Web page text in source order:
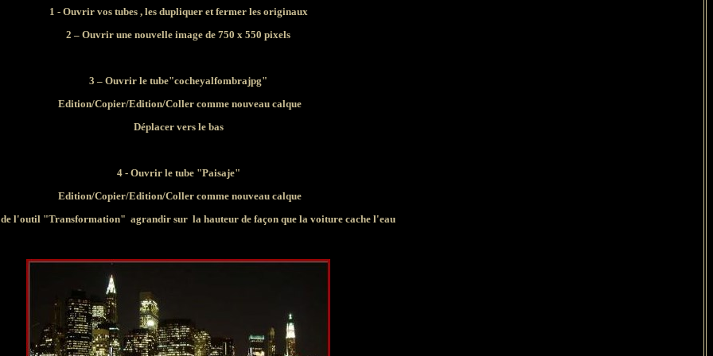
1 - Ouvrir vos tubes , les dupliquer et fermer les originaux
2 – Ouvrir une nouvelle image de 750 x 550 pixels
3 – Ouvrir le tube"cocheyalfombrajpg"
Edition/Copier/Edition/Coller comme nouveau calque
Déplacer vers le bas
4 - Ouvrir le tube "Paisaje"
Edition/Copier/Edition/Coller comme nouveau calque
l'outil "Transformation" agrandir sur la hauteur de façon que la voiture cache l'eau